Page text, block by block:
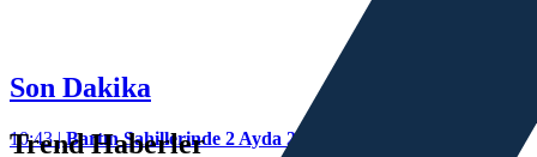
Son Dakika
10:43 |Bartın Sahillerinde 2 Ayda 271 Kişi Ölümden Döndü
Trend Haberler